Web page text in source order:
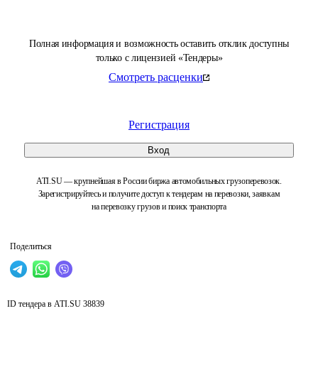
Полная информация и возможность оставить отклик доступны
только с лицензией «Тендеры»
Смотреть расценки
Регистрация
Вход
ATI.SU — крупнейшая в России биржа автомобильных грузоперевозок.
Зарегистрируйтесь и получите доступ к тендерам на перевозки, заявкам
на перевозку грузов и поиск транспорта
Поделиться
ID тендера в ATI.SU 38839